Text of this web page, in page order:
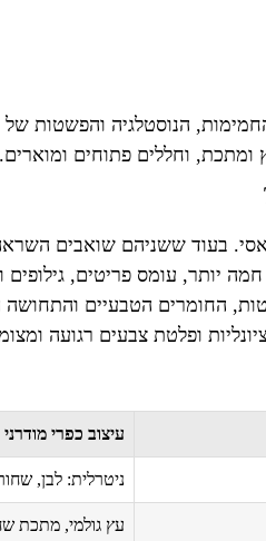
הנוסטלגיה והפשטות של
ומתכת, וחללים פתוחים ומוארים.
בעוד ששניהם שואבים
יותר, עומס פריטים, גילופים
החומרים הטבעיים
עיצוב כפרי מודרני
ניטרלית: לבן,
עץ גולמי, מתכת